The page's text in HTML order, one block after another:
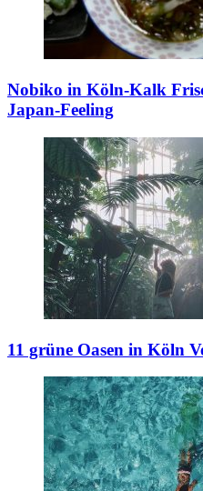
Nobiko in Köln-Kalk
Japan-Feeling
11 grüne Oasen in Köln